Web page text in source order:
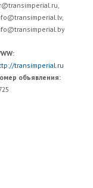
transimperial.ru
объявления: